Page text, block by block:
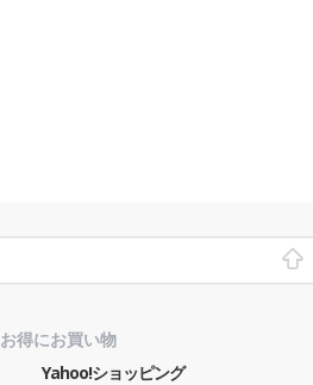
お得にお買い物
Yahoo!ショッピング